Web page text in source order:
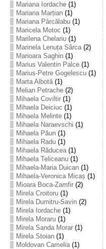
Mariana Iordache(1)
Mariana Marțian(1)
Mariana Pârcălabu(1)
Maricela Motoc (1)
Marilena Chelariu(1)
Marinela Lenuța Sârca(2)
Marioara Saghin(1)
Marius Valentin Palce(1)
Marius-Petre Gogelescu(1)
Marta Albotă(1)
Melian Petrache(2)
Mihaela Coviltir(1)
Mihaela Deiciuc (1)
Mihaela Melinte(1)
Mihaela Naraevschi (1)
Mihaela Păun(1)
Mihaela Radu(1)
Mihaela Răducea(1)
Mihaela Teliceanu(1)
Mihaela-Maria Duican(1)
Mihaela-Veronica Micaș (1)
Mioara Boca-Zamfir(2)
Mirela Croitoru(1)
Mirela Dumitru-Savin(2)
Mirela Iordache(1)
Mirela Moraru(1)
Mirela Sanda Morar(1)
Mirela Stoian(1)
Moldovan Camelia(1)